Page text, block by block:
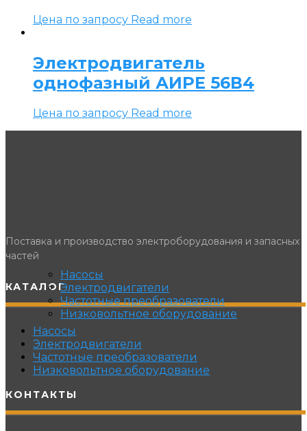
Насосы
Электродвигатели
Частотные преобразователи
Низковольтное оборудование
Цена по запросу Read more
Электродвигатель
однофазный АИРЕ 56В4
Цена по запросу Read more
Поставка и производство электроборудования и запасных
частей
КАТАЛОГ
Насосы
Электродвигатели
Частотные преобразователи
Низковольтное оборудование
КОНТАКТЫ